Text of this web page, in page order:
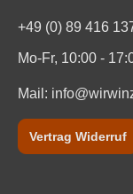
+49 (0) 89 416
Mo-Fr, 10:00 -
Mail:
Vertrag Widerruf